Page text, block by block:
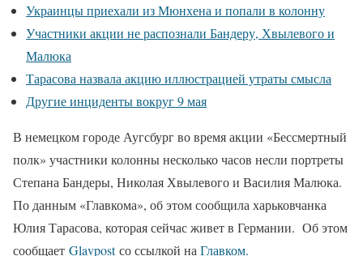
Украинцы приехали из Мюнхена и попали в колонну
Участники акции не распознали Бандеру, Хвылевого и
Малюка
Тарасова назвала акцию иллюстрацией утраты смысла
Другие инциденты вокруг 9 мая
В немецком городе Аугсбург во время акции «Бессмертный
полк» участники колонны несколько часов несли портреты
Степана Бандеры, Николая Хвылевого и Василия Малюка.
По данным «Главкома», об этом сообщила харьковчанка
Юлия Тарасова, которая сейчас живет в Германии. Об этом
сообщает Glavpostсо ссылкой на Главком.